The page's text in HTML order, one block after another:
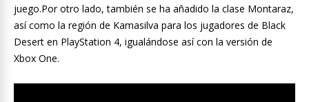
juego.Por otro lado, también se ha añadido la clase Montaraz,
así como la región de Kamasilva para los jugadores de Black
Desert en PlayStation 4, igualándose así con la versión de
Xbox One.